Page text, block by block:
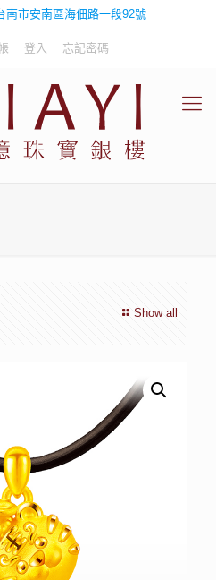
南市安南區海佃路一段92號
登入 忘記密碼
Show all